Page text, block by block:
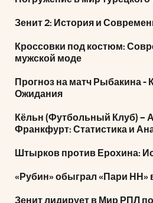
Зенит 2: История и
Кроссовки под костюм:
мужской моде
Прогноз на матч Рыбакина -
Ожидания
Кёльн (Футбольный Клуб) –
Франкфурт: Статистика и
Штырков против Ерохина:
«Рубин» обыграл «Пари НН»
Зенит лидирует в Мир РПЛ